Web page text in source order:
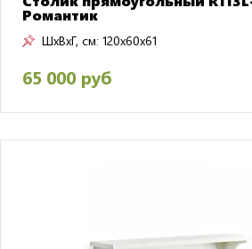
Романтик
ШxВxГ, см: 120x60x61
65 000 руб